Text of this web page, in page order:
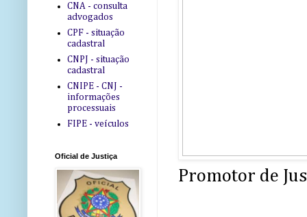
Promotor de
CNA - consulta
advogados
CPF - situação
cadastral
CNPJ - situação
cadastral
CNIPE - CNJ -
informações
processuais
FIPE - veículos
Oficial de Justiça